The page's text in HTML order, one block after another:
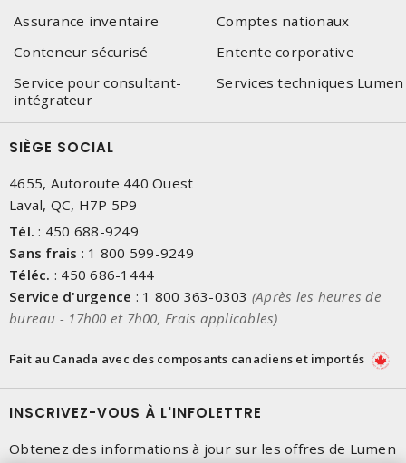
Assurance inventaire
Comptes nationaux
Conteneur sécurisé
Entente corporative
Service pour consultant-
intégrateur
Services techniques Lumen
SIÈGE SOCIAL
4655, Autoroute 440 Ouest
Laval, QC, H7P 5P9
Tél. : 450 688-9249
Sans frais : 1 800 599-9249
Téléc. : 450 686-1444
Service d'urgence : 1 800 363-0303 (Après les heures de
bureau - 17h00 et 7h00, Frais applicables)
Fait au Canada avec des composants canadiens et importés
INSCRIVEZ-VOUS À L'INFOLETTRE
Obtenez des informations à jour sur les offres de Lumen